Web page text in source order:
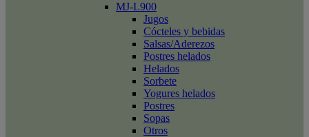
MJ-L900
Jugos
Cócteles y bebidas
Salsas/Aderezos
Postres helados
Helados
Sorbete
Yogures helados
Postres
Sopas
Otros